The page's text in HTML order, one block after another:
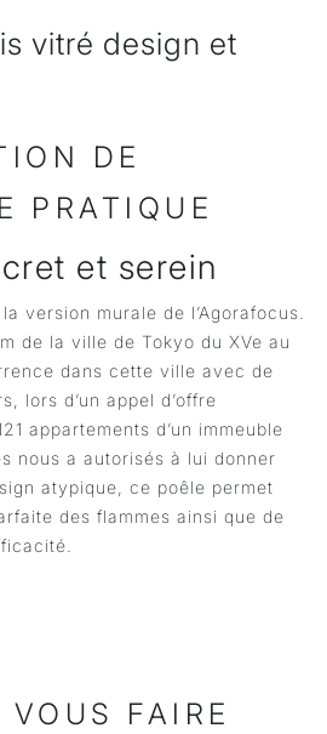
vitré design et
DE
PRATIQUE
et serein
version murale de l’Agorafocus.
de la ville de Tokyo du XVe au
dans cette ville avec de
lors d’un appel d’offre
appartements d’un immeuble
nous a autorisés à lui donner
atypique, ce poêle permet
des flammes ainsi que de
VOUS FAIRE